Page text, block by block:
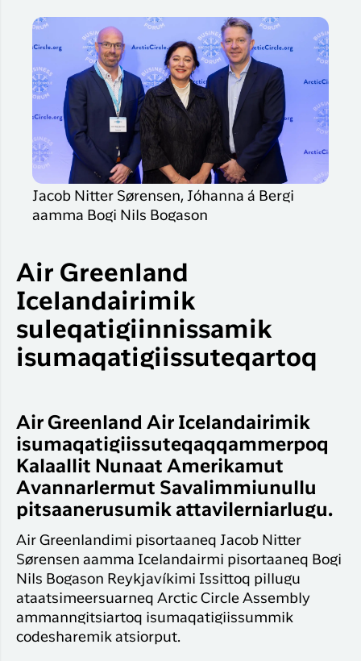
Jacob Nitter Sørensen, Jóhanna á Bergi
aamma Bogi Nils Bogason
Air Greenland
Icelandairimik
suleqatigiinnissamik
isumaqatigiissuteqartoq
Air Greenland Air Icelandairimik
isumaqatigiissuteqaqqammerpoq
Kalaallit Nunaat Amerikamut
Avannarlermut Savalimmiunullu
pitsaanerusumik attavilerniarlugu.
Air Greenlandimi pisortaaneq Jacob Nitter
Sørensen aamma Icelandairmi pisortaaneq Bogi
Nils Bogason Reykjavíkimi Issittoq pillugu
ataatsimeersuarneq Arctic Circle Assembly
ammanngitsiartoq isumaqatigiissummik
codesharemik atsiorput.